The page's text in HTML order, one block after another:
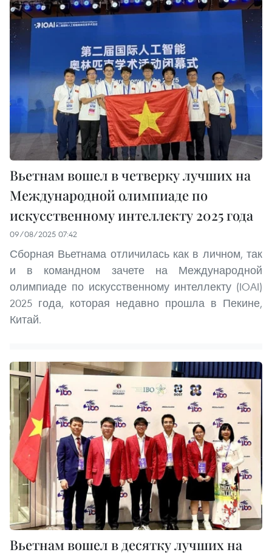
Вьетнам вошел в четверку лучших на
Международной олимпиаде по
искусственному интеллекту 2025 года
09/08/2025 07:42
Сборная Вьетнама отличилась как в личном, так
и в командном зачете на Международной
олимпиаде по искусственному интеллекту (IOAI)
2025 года, которая недавно прошла в Пекине,
Китай.
Вьетнам вошел в десятку лучших на